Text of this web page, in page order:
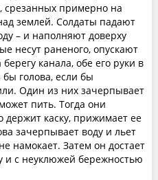
срезанных примерно на
землей. Солдаты падают
– и наполняют доверху
несут раненого, опускают
канала, обе его руки в
бы голова, если бы
Один из них зачерпывает
пить. Тогда они
держит каску, прижимает ее
зачерпывает воду и льет
намокает. Затем он достает
и с неуклюжей бережностью